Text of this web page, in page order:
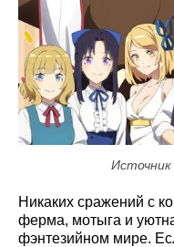
Никаких сражений с
ферма, мотыга и
фэнтезийном мире.